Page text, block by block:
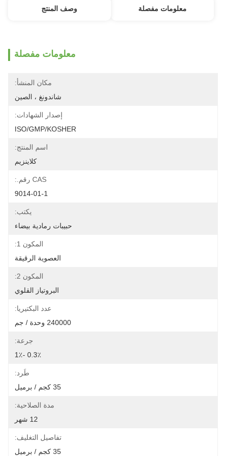
معلومات مفصلة وصف المنتج
معلومات مفصلة
مكان المنشأ:
شاندونغ ، الصين
إصدار الشهادات:
ISO/GMP/KOSHER
اسم المنتج:
كلاينزيم
CAS رقم.:
9014-01-1
يكتب:
حبيبات رمادية بيضاء
المكون 1:
العصوية الرقيقة
المكون 2:
البروتياز القلوي
عدد البكتيريا:
240000 وحدة / جم
جرعة:
0.3٪ -1٪
طَرد:
35 كجم / برميل
مدة الصلاحية:
12 شهر
تفاصيل التغليف:
35 كجم / برميل